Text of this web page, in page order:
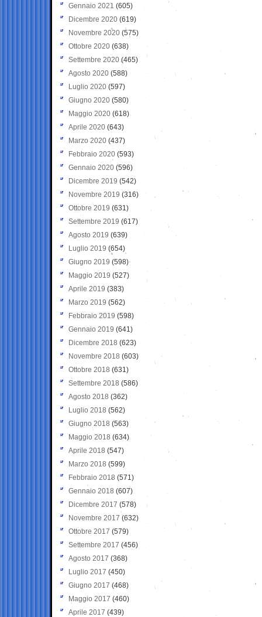
Gennaio 2021 (605)
Dicembre 2020 (619)
Novembre 2020 (575)
Ottobre 2020 (638)
Settembre 2020(465)
Agosto 2020 (588)
Luglio 2020 (597)
Giugno 2020 (580)
Maggio 2020 (618)
Aprile 2020 (643)
Marzo 2020 (437)
Febbraio 2020 (593)
Gennaio 2020 (596)
Dicembre 2019 (542)
Novembre 2019 (316)
Ottobre 2019 (631)
Settembre 2019 (617)
Agosto 2019 (639)
Luglio 2019 (654)
Giugno 2019 (598)
Maggio 2019 (527)
Aprile 2019 (383)
Marzo 2019 (562)
Febbraio 2019 (598)
Gennaio 2019 (641)
Dicembre 2018 (623)
Novembre 2018 (603)
Ottobre 2018 (631)
Settembre 2018 (586)
Agosto 2018 (362)
Luglio 2018 (562)
Giugno 2018 (563)
Maggio 2018 (634)
Aprile 2018 (547)
Marzo 2018 (599)
Febbraio 2018 (571)
Gennaio 2018 (607)
Dicembre 2017 (578)
Novembre 2017 (632)
Ottobre 2017 (579)
Settembre 2017 (456)
Agosto 2017 (368)
Luglio 2017 (450)
Giugno 2017 (468)
Maggio 2017 (460)
Aprile 2017 (439)